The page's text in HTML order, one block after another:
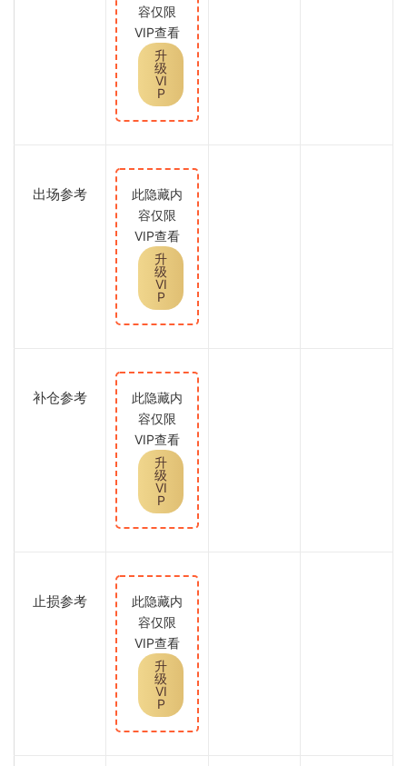
容仅限
VIP查看
升
级
VI
P
出场参考
此隐藏内
容仅限
VIP查看
升
级
VI
P
补仓参考
此隐藏内
容仅限
VIP查看
升
级
VI
P
止损参考
此隐藏内
容仅限
VIP查看
升
级
VI
P